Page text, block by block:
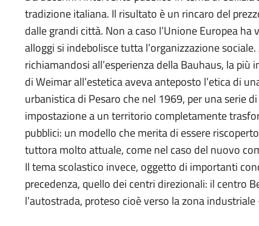
tradizione italiana. Il risultato è un rincaro del
dalle grandi città. Non a caso l’Unione Europea
alloggi si indebolisce tutta l’organizzazione
richiamandosi all’esperienza della Bauhaus, la
di Weimar all’estetica aveva anteposto l’etica di
urbanistica di Pesaro che nel 1969, per una serie
impostazione a un territorio completamente
pubblici: un modello che merita di essere
tuttora molto attuale, come nel caso del nuovo
Il tema scolastico invece, oggetto di importanti
precedenza, quello dei centri direzionali: il centro
l’autostrada, proteso cioè verso la zona